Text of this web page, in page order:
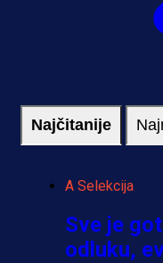
Najčitanije
A Selekcija
Sve je
odluku,